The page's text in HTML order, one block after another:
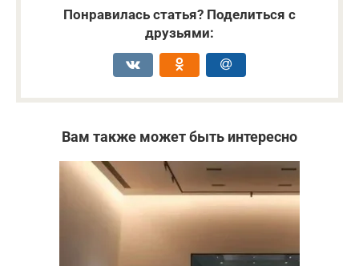
Понравилась статья? Поделиться с
друзьями:
Вам также может быть интересно